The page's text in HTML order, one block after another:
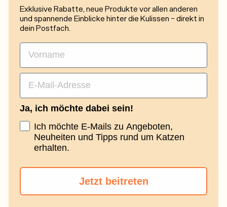
Exklusive Rabatte, neue Produkte vor allen anderen
und spannende Einblicke hinter die Kulissen - direkt in
dein Postfach.
First Name
Email
Ja, ich möchte dabei sein!
Ich möchte E-Mails zu Angeboten,
Neuheiten und Tipps rund um Katzen
erhalten.
Jetzt beitreten